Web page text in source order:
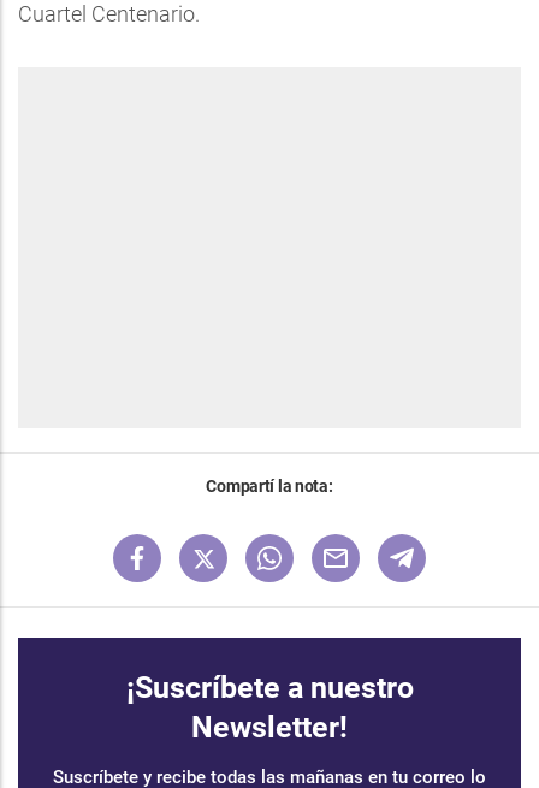
Cuartel Centenario.
Compartí la nota:
¡Suscríbete a nuestro
Newsletter!
Suscríbete y recibe todas las mañanas en tu correo lo